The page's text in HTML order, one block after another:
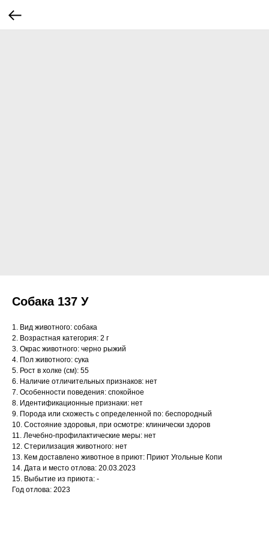
Собака 137 У
1. Вид животного: собака
2. Возрастная категория: 2 г
3. Окрас животного: черно рыжий
4. Пол животного: сука
5. Рост в холке (см): 55
6. Наличие отличительных признаков: нет
7. Особенности поведения: спокойное
8. Идентификационные признаки: нет
9. Порода или схожесть с определенной по: беспородный
10. Состояние здоровья, при осмотре: клинически здоров
11. Лечебно-профилактические меры: нет
12. Стерилизация животного: нет
13. Кем доставлено животное в приют: Приют Угольные Копи
14. Дата и место отлова: 20.03.2023
15. Выбытие из приюта: -
Год отлова: 2023